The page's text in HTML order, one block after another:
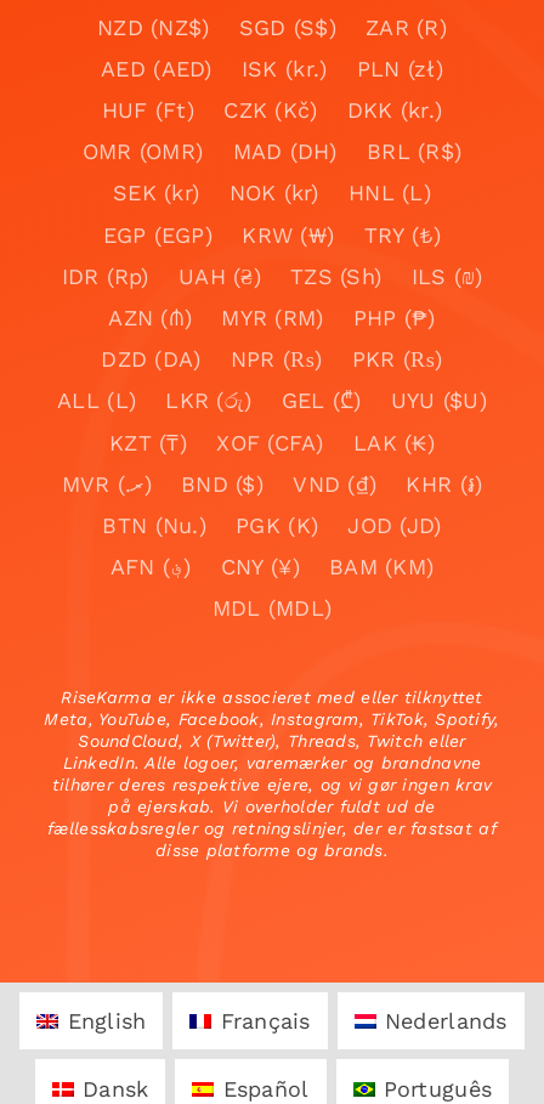
NZD (NZ$)
SGD (S$)
ZAR (R)
AED (AED)
ISK (kr.)
PLN (zł)
HUF (Ft)
CZK (Kč)
DKK (kr.)
OMR (OMR)
MAD (DH)
BRL (R$)
SEK (kr)
NOK (kr)
HNL (L)
EGP (EGP)
KRW (₩)
TRY (₺)
IDR (Rp)
UAH (₴) TZS (Sh)
ILS (₪)
AZN (₼)
MYR (RM)
PHP (₱)
DZD (DA)
NPR (₨)
PKR (₨)
ALL (L)
LKR (රු) GEL (₾)
UYU ($U)
KZT (₸)
XOF (CFA)
LAK (₭)
MVR (.ރ)
BND ($) VND (₫)
KHR (៛)
BTN (Nu.)
PGK (K)
JOD (JD)
AFN (؋)
CNY (¥)
BAM (KM)
MDL (MDL)
RiseKarma er ikke associeret med eller tilknyttet
Meta, YouTube, Facebook, Instagram, TikTok, Spotify,
SoundCloud, X (Twitter), Threads, Twitch eller
LinkedIn. Alle logoer, varemærker og brandnavne
tilhører deres respektive ejere, og vi gør ingen krav
på ejerskab. Vi overholder fuldt ud de
fællesskabsregler og retningslinjer, der er fastsat af
disse platforme og brands.
English Français Nederlands
Dansk Español Português